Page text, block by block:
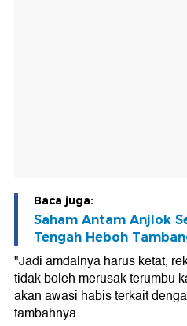
Baca juga:
Saham Antam Anjlok
Tengah Heboh
"Jadi amdalnya harus ketat,
tidak boleh merusak terumbu
akan awasi habis terkait
tambahnya.